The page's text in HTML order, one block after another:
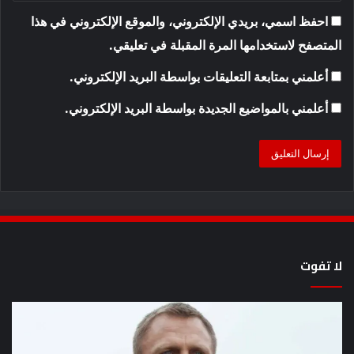
احفظ اسمي، بريدي الإلكتروني، والموقع الإلكتروني في هذا
المتصفح لاستخدامها المرة المقبلة في تعليقي.
أعلمني بمتابعة التعليقات بواسطة البريد الإلكتروني.
أعلمني بالمواضيع الجديدة بواسطة البريد الإلكتروني.
لا تفوت